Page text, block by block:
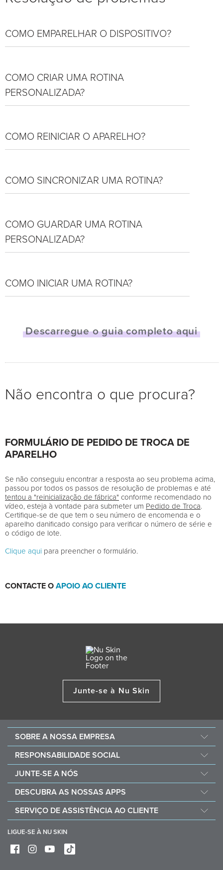
COMO EMPARELHAR O DISPOSITIVO?
COMO CRIAR UMA ROTINA
PERSONALIZADA?
COMO REINICIAR O APARELHO?
COMO SINCRONIZAR UMA ROTINA?
COMO GUARDAR UMA ROTINA
PERSONALIZADA?
COMO INICIAR UMA ROTINA?
Descarregue o guia completo aqui
Não encontra o que procura?
FORMULÁRIO DE PEDIDO DE TROCA DE
APARELHO
Se não conseguiu encontrar a resposta ao seu problema acima,
passou por todos os passos de resolução de problemas e até
tentou a "reinicialização de fábrica" conforme recomendado no
vídeo, esteja à vontade para submeter um Pedido de Troca.
Certifique-se de que tem o seu número de encomenda e o
aparelho danificado consigo para verificar o número de série e
o código de lote.
Clique aqui para preencher o formulário.
CONTACTE O APOIO AO CLIENTE
Junte-se à Nu Skin
SOBRE A NOSSA EMPRESA
Carreiras
RESPONSABILIDADE SOCIAL
Nourish the Children
Force for Good
Compre e doe com Vitameal
JUNTE-SE A NÓS
Recompensas financeiras
Políticas e Procedimentos
Ferramentas comerciais
DESCUBRA AS NOSSAS APPS
Stela
SERVIÇO DE ASSISTÊNCIA AO CLIENTE
Entregas e devoluções
LIGUE-SE À NU SKIN